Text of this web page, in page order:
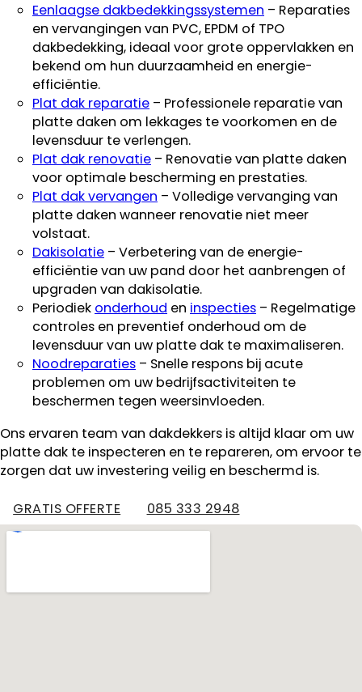
Eenlaagse dakbedekkingssystemen – Reparaties
en vervangingen van PVC, EPDM of TPO
dakbedekking, ideaal voor grote oppervlakken en
bekend om hun duurzaamheid en energie-
efficiëntie.
Plat dak reparatie – Professionele reparatie van
platte daken om lekkages te voorkomen en de
levensduur te verlengen.
Plat dak renovatie – Renovatie van platte daken
voor optimale bescherming en prestaties.
Plat dak vervangen – Volledige vervanging van
platte daken wanneer renovatie niet meer
volstaat.
Dakisolatie – Verbetering van de energie-
efficiëntie van uw pand door het aanbrengen of
upgraden van dakisolatie.
Periodiek onderhoud en inspecties – Regelmatige
controles en preventief onderhoud om de
levensduur van uw platte dak te maximaliseren.
Noodreparaties – Snelle respons bij acute
problemen om uw bedrijfsactiviteiten te
beschermen tegen weersinvloeden.
Ons ervaren team van dakdekkers is altijd klaar om uw
platte dak te inspecteren en te repareren, om ervoor te
zorgen dat uw investering veilig en beschermd is.
GRATIS OFFERTE 085 333 2948